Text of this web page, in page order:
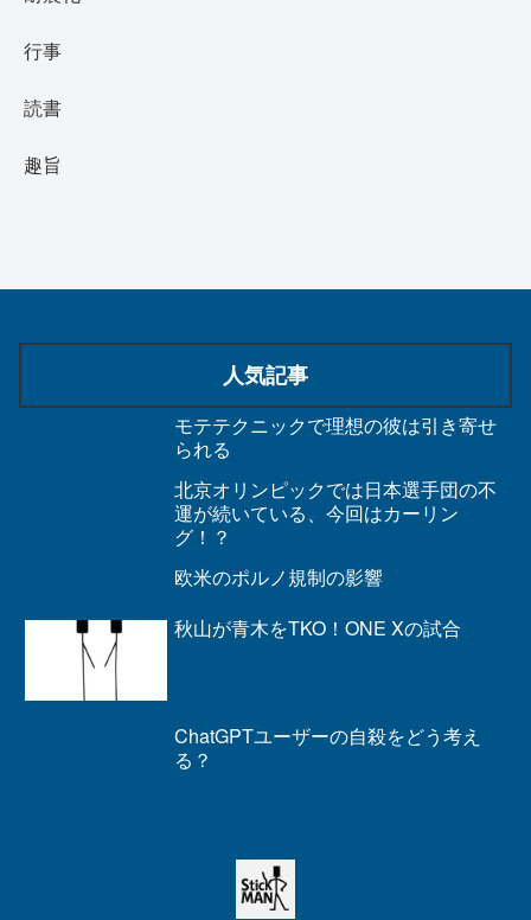
行事
読書
趣旨
人気記事
モテテクニックで理想の彼は引き寄せ
られる
北京オリンピックでは日本選手団の不
運が続いている、今回はカーリン
グ！？
欧米のポルノ規制の影響
秋山が青木をTKO！ONE Xの試合
ChatGPTユーザーの自殺をどう考え
る？